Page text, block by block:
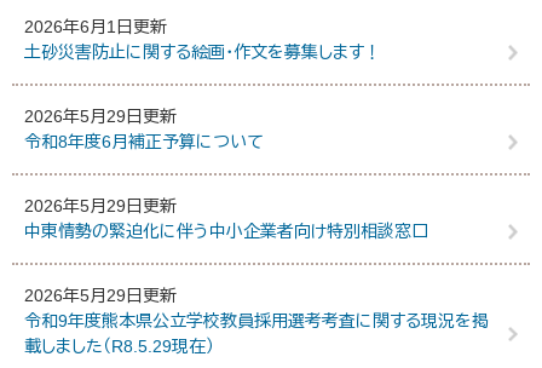
2026年6月1日更新
土砂災害防止に関する絵画・作文を募集します！
2026年5月29日更新
令和8年度6月補正予算について
2026年5月29日更新
中東情勢の緊迫化に伴う中小企業者向け特別相談窓口
2026年5月29日更新
令和9年度熊本県公立学校教員採用選考考査に関する現況を掲
載しました（R8.5.29現在）